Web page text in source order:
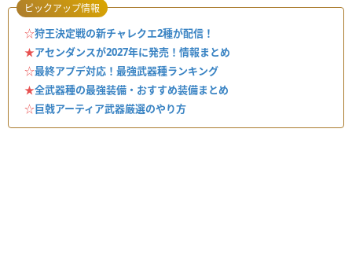
☆狩王決定戦の新チャレクエ2種が配信！
★アセンダンスが2027年に発売！情報まとめ
☆最終アプデ対応！最強武器種ランキング
★全武器種の最強装備・おすすめ装備まとめ
☆巨戟アーティア武器厳選のやり方
ピックアップ情報